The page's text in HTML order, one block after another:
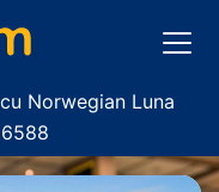
Norwegian Luna